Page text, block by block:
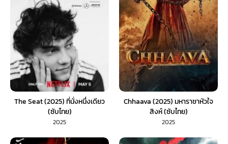
The Seat (2025) ที่นั่งหนึ่งเดียว
(ซับไทย)
2025
Chhaava (2025) มหาราชาหัวใจ
สิงห์ (ซับไทย)
2025